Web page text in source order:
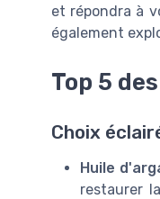
et répondra à
également
Top 5
Choix
Huile
restaurer